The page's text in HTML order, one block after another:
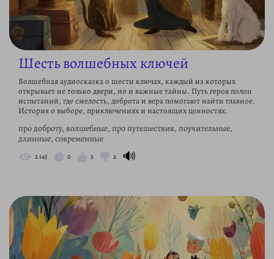
Шесть волшебных ключей
Волшебная аудиосказка о шести ключах, каждый из которых
открывает не только двери, но и важные тайны. Путь героя полон
испытаний, где смелость, доброта и вера помогают найти главное.
История о выборе, приключениях и настоящих ценностях.
про доброту, волшебные, про путешествия, поучительные,
длинные, современные
2 145 0 3 2 🔊